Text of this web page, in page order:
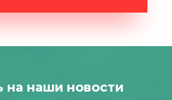
наши новости